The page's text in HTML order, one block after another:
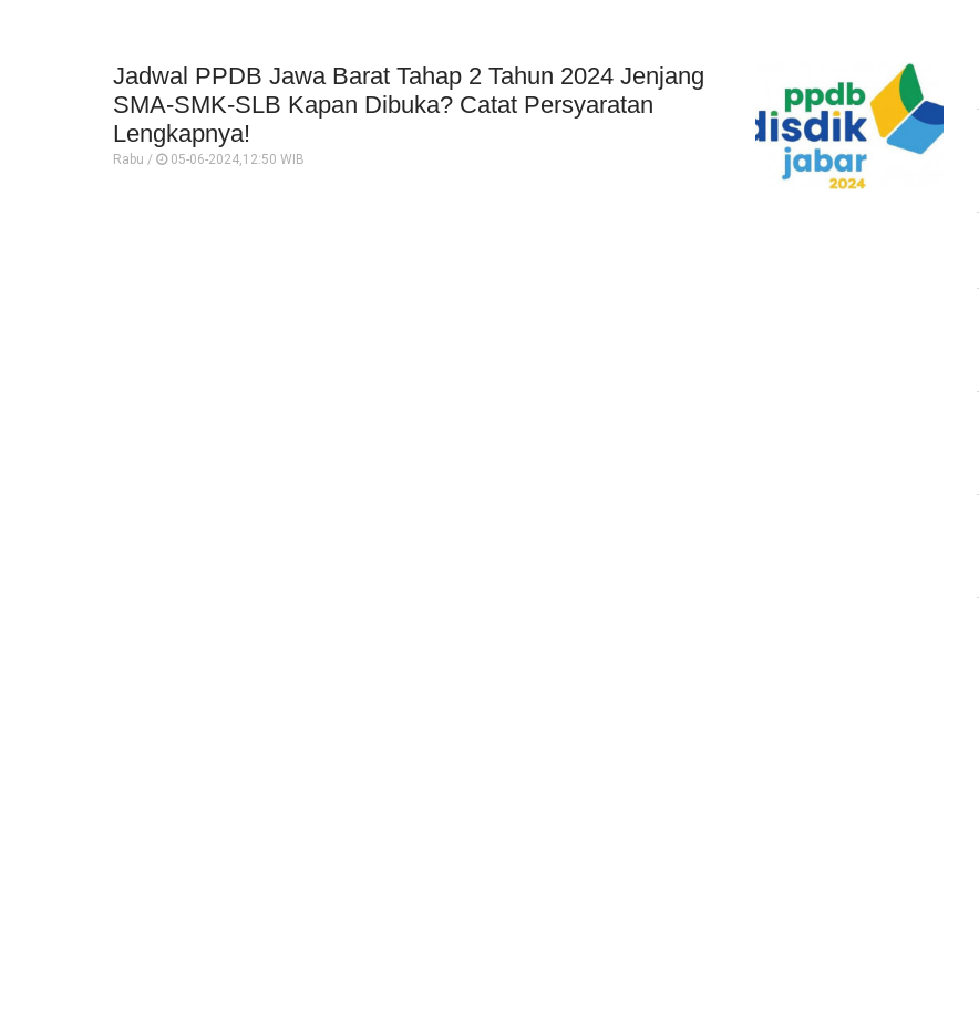
Jadwal PPDB Jawa Barat Tahap 2 Tahun 2024 Jenjang
SMA-SMK-SLB Kapan Dibuka? Catat Persyaratan
Lengkapnya!
Rabu / 05-06-2024,12:50 WIB